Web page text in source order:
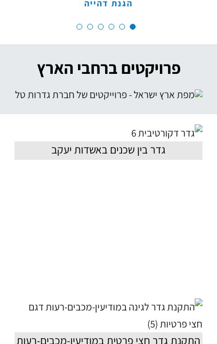
הגנת דהייה
פרויקטים ברחבי הארץ
גדר בין שכנים באשדות יעקב
התקנת גדר חצי פרטית במודיעין-מכבים-רעות